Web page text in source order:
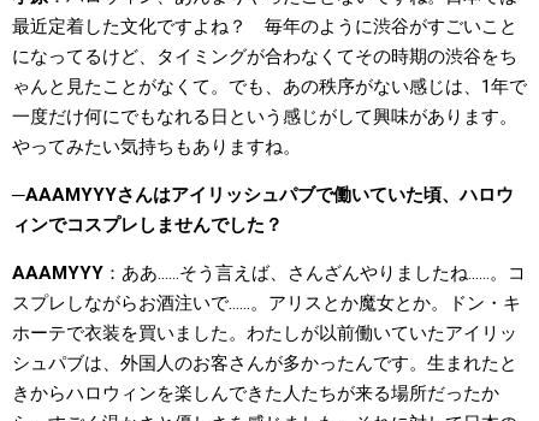
最近定着した文化ですよね？ 毎年のように渋谷がすごいこと
になってるけど、タイミングが合わなくてその時期の渋谷をち
ゃんと見たことがなくて。でも、あの秩序がない感じは、1年で
一度だけ何にでもなれる日という感じがして興味があります。
やってみたい気持ちもありますね。
AAAMYYYさんはアイリッシュパブで働いていた頃、ハロウ
ィンでコスプレしませんでした？
AAAMYYY
ああ……そう言えば、さんざんやりましたね……。コ
スプレしながらお酒注いで……。アリスとか魔女とか。ドン・キ
ホーテで衣装を買いました。わたしが以前働いていたアイリッ
シュパブは、外国人のお客さんが多かったんです。生まれたと
きからハロウィンを楽しんできた人たちが来る場所だったか